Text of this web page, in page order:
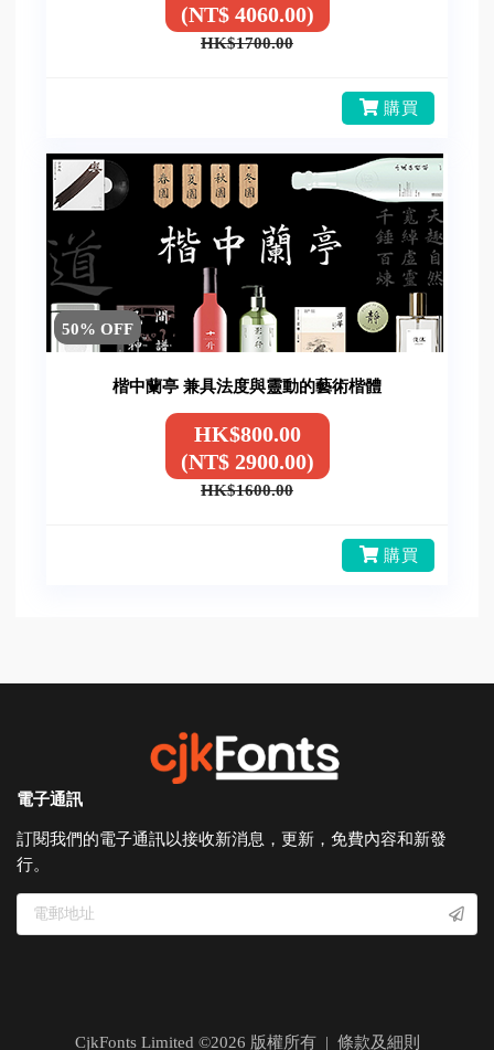
(NT$ 4060.00)
HK$1700.00
購買
50% OFF
楷中蘭亭 兼具法度與靈動的藝術楷體
HK$800.00
(NT$ 2900.00)
HK$1600.00
購買
電子通訊
訂閱我們的電子通訊以接收新消息，更新，免費內容和新發
行。
CjkFonts Limited ©2026 版權所有 | 條款及細則